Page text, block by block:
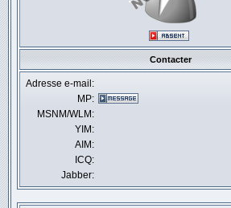
Contacter
Adresse e-mail:
MP:
MSNM/WLM:
YIM:
AIM:
ICQ:
Jabber: